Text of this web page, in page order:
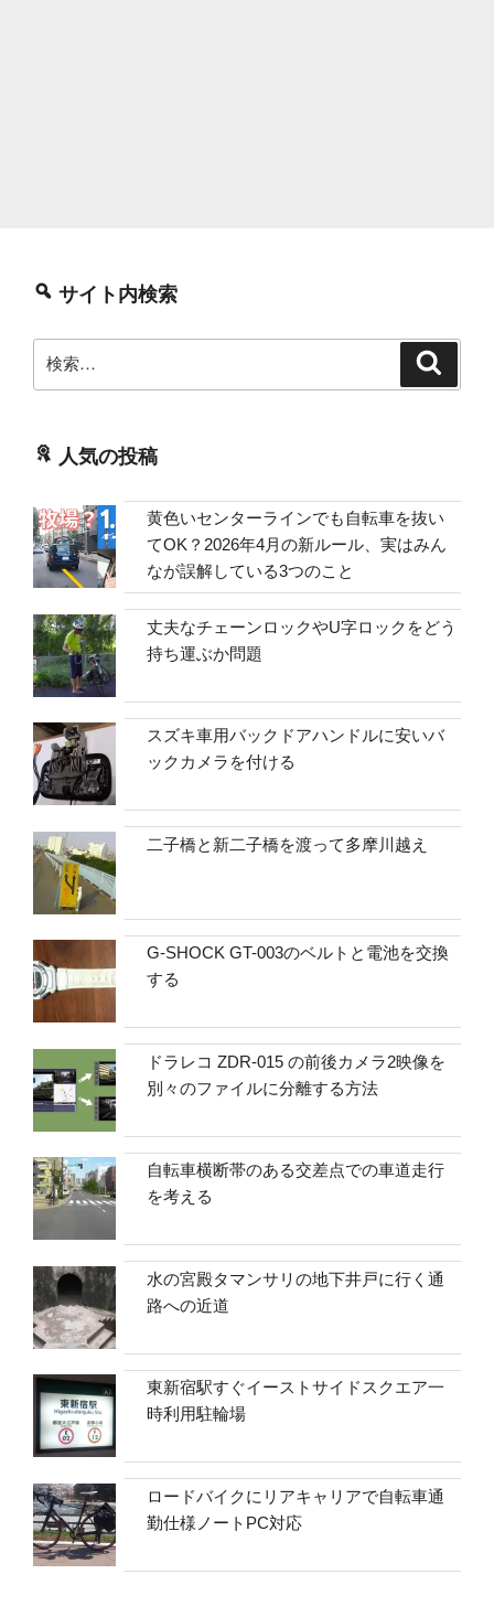
サイト内検索
索:
人気の投稿
黄色いセンターラインでも自転車を抜い
てOK？2026年4月の新ルール、実はみん
なが誤解している3つのこと
丈夫なチェーンロックやU字ロックをどう
持ち運ぶか問題
スズキ車用バックドアハンドルに安いバ
ックカメラを付ける
二子橋と新二子橋を渡って多摩川越え
G-SHOCK GT-003のベルトと電池を交換
する
ドラレコ ZDR-015 の前後カメラ2映像を
別々のファイルに分離する方法
自転車横断帯のある交差点での車道走行
を考える
水の宮殿タマンサリの地下井戸に行く通
路への近道
東新宿駅すぐイーストサイドスクエア一
時利用駐輪場
ロードバイクにリアキャリアで自転車通
勤仕様ノートPC対応